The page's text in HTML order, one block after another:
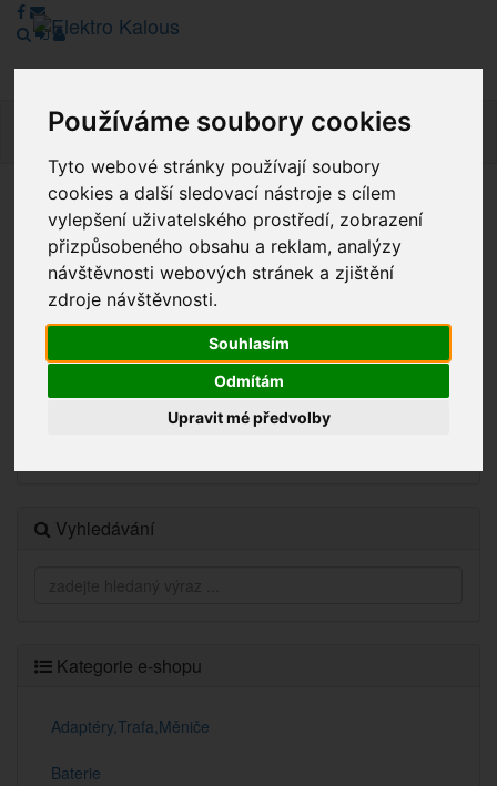
Používáme soubory cookies
Tyto webové stránky používají soubory
cookies a další sledovací nástroje s cílem
vylepšení uživatelského prostředí, zobrazení
přizpůsobeného obsahu a reklam, analýzy
návštěvnosti webových stránek a zjištění
zdroje návštěvnosti.
Souhlasím
Odmítám
Upravit mé předvolby
Vážení zákazníci, v tuto chvíli je Náš internetový obchod v
režimu Katalogu. Objednávky on-line nyní nelze vyřídit.
Děkujeme za pochopení.
Novinky
Vyhledávání
Kategorie e-shopu
Adaptéry,Trafa,Měniče
Baterie